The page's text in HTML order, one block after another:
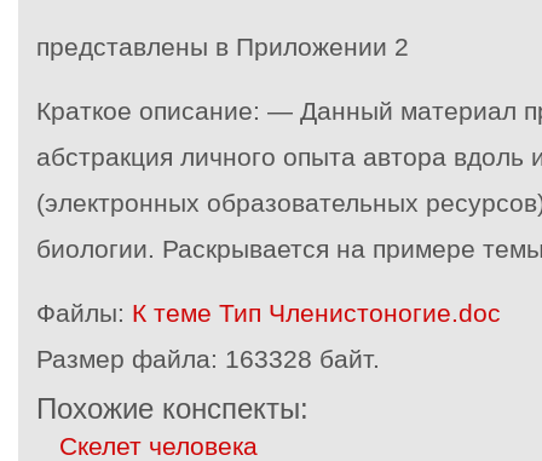
представлены в Приложении 2
Краткое описание: — Данный материал
абстракция личного опыта автора
(электронных образовательных
биологии. Раскрывается на примере
Файлы: К теме Тип Членистоногие.doc
Размер файла: 163328 байт.
Похожие конспекты:
Скелет человека